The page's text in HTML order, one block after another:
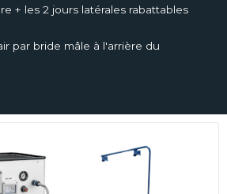
+ les 2 jours latérales rabattables
par bride mâle à l'arrière du